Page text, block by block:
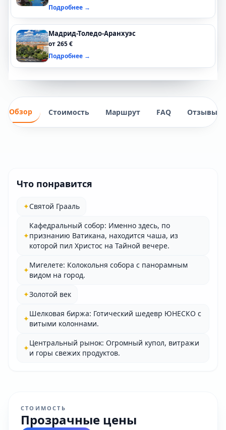
Подробнее →
Мадрид-Толедо-Аранхуэс
от 265 €
Подробнее →
Обзор Стоимость Маршрут FAQ Отзывы
Что понравится
✦Святой Грааль
✦
Кафедральный собор: Именно здесь, по
признанию Ватикана, находится чаша, из
которой пил Христос на Тайной вечере.
✦
Мигелете: Колокольня собора с панорамным
видом на город.
✦Золотой век
✦
Шелковая биржа: Готический шедевр ЮНЕСКО с
витыми колоннами.
✦
Центральный рынок: Огромный купол, витражи
и горы свежих продуктов.
СТОИМОСТЬ
Прозрачные цены